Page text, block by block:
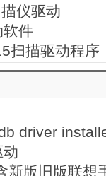
仪驱动
软件
扫描驱动程序
driver
新版旧版联想